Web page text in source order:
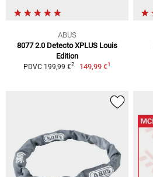
ABUS
8077 2.0 Detecto XPLUS Louis
Edition
PDVC 199,99 €2 149,99 €1